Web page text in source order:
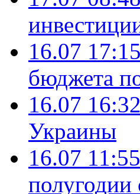
16.07 17:15
бюджета
16.07 16:32
Украины
16.07 11:55
полугодии